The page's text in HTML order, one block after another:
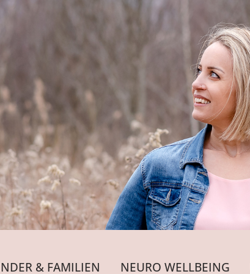
& FAMILIEN NEURO WELLBEING